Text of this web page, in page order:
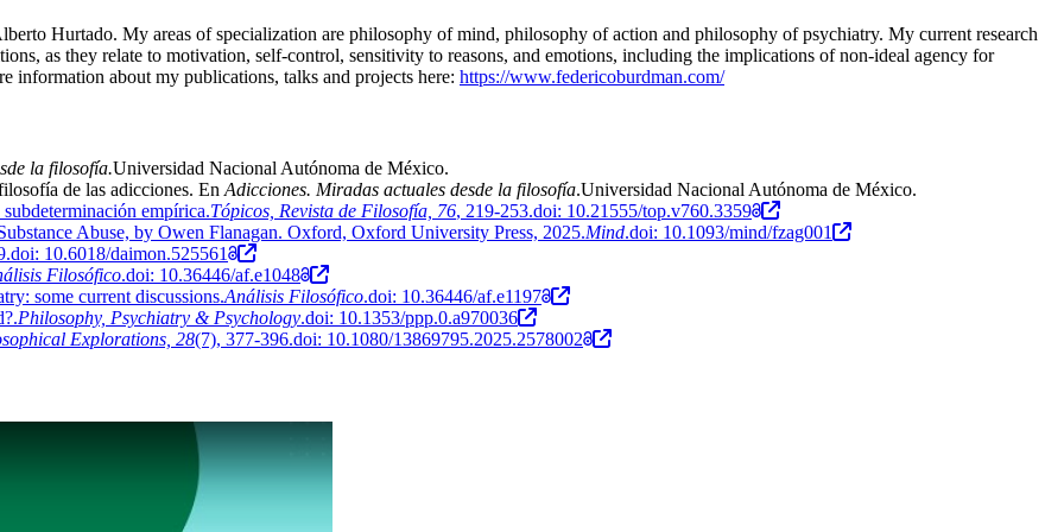
Hurtado. My areas of specialization are philosophy of mind, philosophy of action and philosophy of psychiatry. My current research
as they relate to motivation, self-control, sensitivity to reasons, and emotions, including the implications of non-ideal agency for
information about my publications, talks and projects here: https://www.federicoburdman.com/
la filosofía.Universidad Nacional Autónoma de México.
de las adicciones. En Adicciones. Miradas actuales desde la filosofía.Universidad Nacional Autónoma de México.
empírica.Tópicos, Revista de Filosofía, 76, 219-253.doi: 10.21555/top.v760.3359
Abuse, by Owen Flanagan. Oxford, Oxford University Press, 2025.Mind.doi: 10.1093/mind/fzag001
10.6018/daimon.525561
Filosófico.doi: 10.36446/af.e1048
some current discussions.Análisis Filosófico.doi: 10.36446/af.e1197
.Philosophy, Psychiatry & Psychology.doi: 10.1353/ppp.0.a970036
Explorations, 28(7), 377-396.doi: 10.1080/13869795.2025.2578002